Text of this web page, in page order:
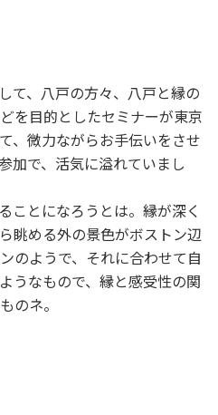
て、八戸の方々、八戸と縁の
を目的としたセミナーが東京
、微力ながらお手伝いをさせ
加で、活気に溢れていまし
ことになろうとは。縁が深く
眺める外の景色がボストン辺
のようで、それに合わせて自
うなもので、縁と感受性の関
のネ。